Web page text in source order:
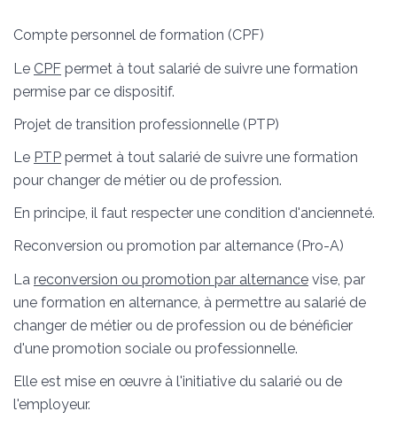
Compte personnel de formation (CPF)
Le CPF permet à tout salarié de suivre une formation
permise par ce dispositif.
Projet de transition professionnelle (PTP)
Le PTP permet à tout salarié de suivre une formation
pour changer de métier ou de profession.
En principe, il faut respecter une condition d'ancienneté.
Reconversion ou promotion par alternance (Pro-A)
La reconversion ou promotion par alternance vise, par
une formation en alternance, à permettre au salarié de
changer de métier ou de profession ou de bénéficier
d'une promotion sociale ou professionnelle.
Elle est mise en œuvre à l'initiative du salarié ou de
l'employeur.